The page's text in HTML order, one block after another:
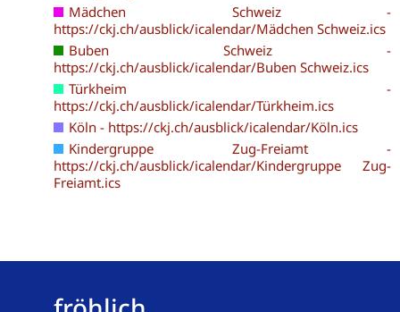
Mädchen Schweiz -
https://ckj.ch/ausblick/icalendar/Mädchen Schweiz.ics
Buben Schweiz -
https://ckj.ch/ausblick/icalendar/Buben Schweiz.ics
Türkheim -
https://ckj.ch/ausblick/icalendar/Türkheim.ics
Köln - https://ckj.ch/ausblick/icalendar/Köln.ics
Kindergruppe Zug-Freiamt -
https://ckj.ch/ausblick/icalendar/Kindergruppe Zug-
Freiamt.ics